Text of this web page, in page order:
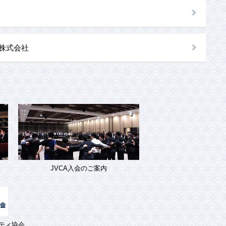
式会社
JVCA入会のご案内